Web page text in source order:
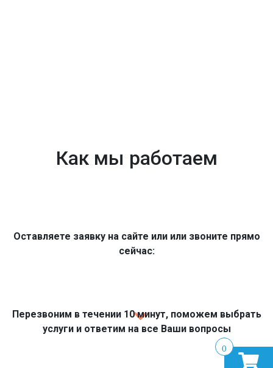
Как мы работаем
Оставляете заявку на сайте или или звоните прямо
сейчас:
Перезвоним в течении 10 минут, поможем выбрать
услуги и ответим на все Ваши вопросы
0